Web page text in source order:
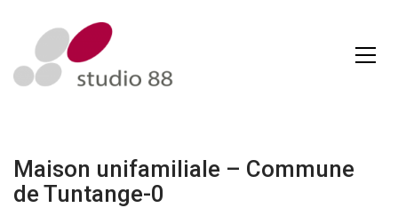
Maison unifamiliale – Commune
de Tuntange-0